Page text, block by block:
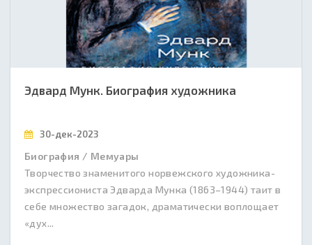
Эдвард Мунк. Биография художника
30-дек-2023
Биография / Мемуары
Творчество знаменитого норвежского художника-
экспрессиониста Эдварда Мунка (1863–1944) таит в
себе множество загадок, драматически воплощает
«дух...